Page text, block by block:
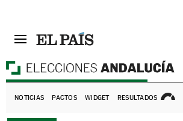
NOTICIAS PACTOS WIDGET RESULTADOS